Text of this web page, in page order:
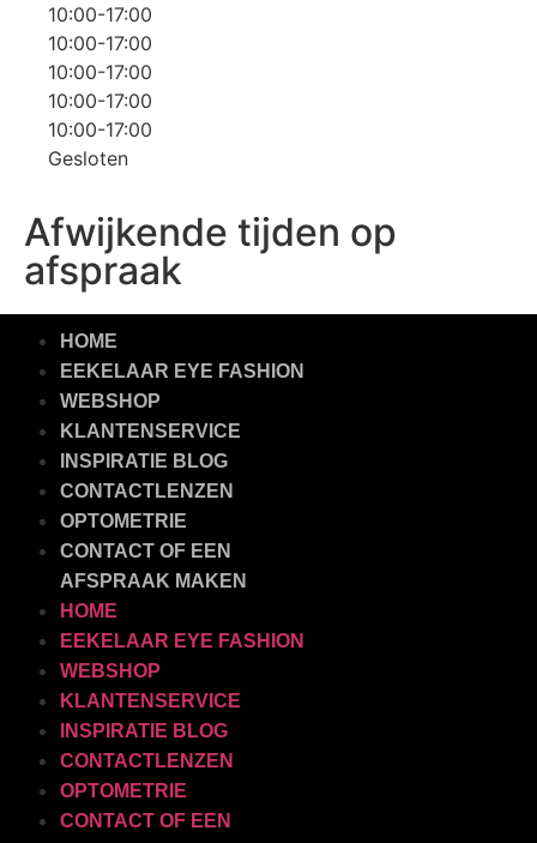
10:00-17:00
10:00-17:00
10:00-17:00
10:00-17:00
10:00-17:00
Gesloten
Afwijkende tijden op
afspraak
HOME
EEKELAAR EYE FASHION
WEBSHOP
KLANTENSERVICE
INSPIRATIE BLOG
CONTACTLENZEN
OPTOMETRIE
CONTACT OF EEN
AFSPRAAK MAKEN
HOME
EEKELAAR EYE FASHION
WEBSHOP
KLANTENSERVICE
INSPIRATIE BLOG
CONTACTLENZEN
OPTOMETRIE
CONTACT OF EEN